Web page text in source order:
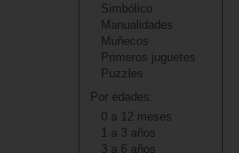
Simbólico
Manualidades
Muñecos
Primeros juguetes
Puzzles
Por edades:
0 a 12 meses
1 a 3 años
3 a 6 años